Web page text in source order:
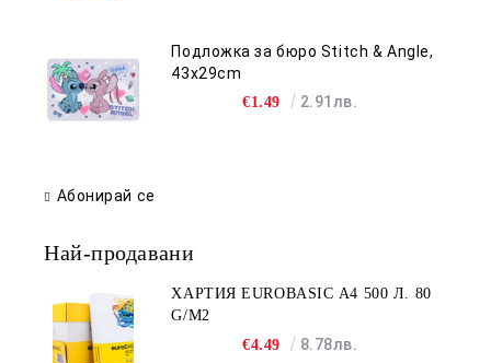
Подложка за бюро Stitch & Angle,
43x29cm
€1.49 2.91лв.
Абонирай се
Най-продавани
ХАРТИЯ EUROBASIC А4 500 Л. 80
G/M2
€4.49
8.78лв.